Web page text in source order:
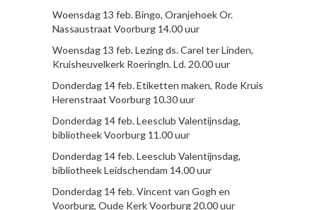
Woensdag 13 feb. Bingo, Oranjehoek Or.
Nassaustraat Voorburg 14.00 uur
Woensdag 13 feb. Lezing ds. Carel ter Linden,
Kruisheuvelkerk Roeringln. Ld. 20.00 uur
Donderdag 14 feb. Etiketten maken, Rode Kruis
Herenstraat Voorburg 10.30 uur
Donderdag 14 feb. Leesclub Valentijnsdag,
bibliotheek Voorburg 11.00 uur
Donderdag 14 feb. Leesclub Valentijnsdag,
bibliotheek Leidschendam 14.00 uur
Donderdag 14 feb. Vincent van Gogh en
Voorburg, Oude Kerk Voorburg 20.00 uur